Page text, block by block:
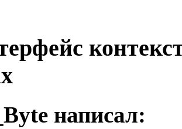
написал: